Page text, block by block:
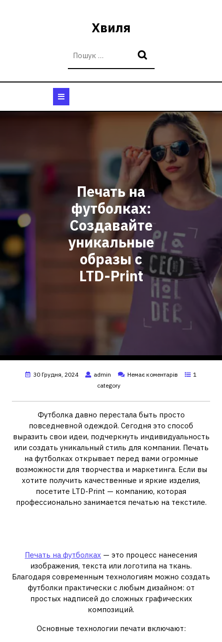
Хвиля
Відкрити
Печать на
футболках:
Создавайте
уникальные
образы с
LTD-Print
30 Грудня, 2024 admin Немає коментарів
1
category
Футболка давно перестала быть просто
повседневной одеждой. Сегодня это способ
выразить свои идеи, подчеркнуть индивидуальность
или создать уникальный стиль для компании. Печать
на футболках открывает перед вами огромные
возможности для творчества и маркетинга. Если вы
хотите получить качественные и яркие изделия,
посетите LTD-Print — компанию, которая
профессионально занимается печатью на текстиле.
Печать на футболках — это процесс нанесения
изображения, текста или логотипа на ткань.
Благодаря современным технологиям можно создать
футболки практически с любым дизайном: от
простых надписей до сложных графических
композиций.
Основные технологии печати включают: